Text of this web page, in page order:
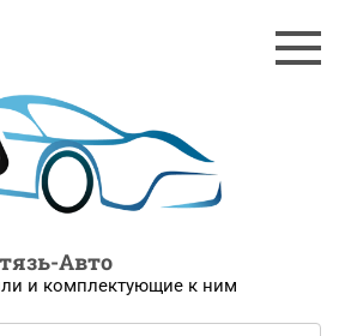
Авто
и комплектующие к ним